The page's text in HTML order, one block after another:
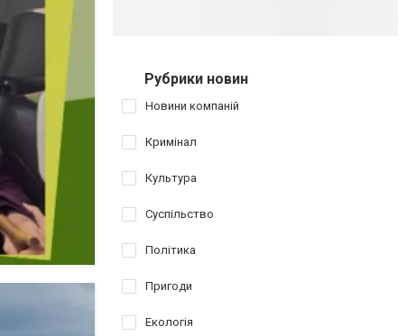
Рубрики новин
Новини компаній
Кримінал
Культура
Суспільство
Політика
Пригоди
Екологія